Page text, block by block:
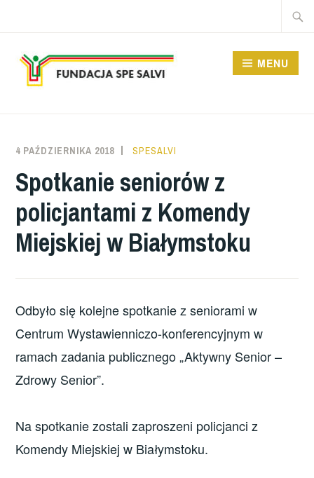
treści
MENU
4 PAŹDZIERNIKA 2018 SPESALVI
Spotkanie seniorów z
policjantami z Komendy
Miejskiej w Białymstoku
Odbyło się kolejne spotkanie z seniorami w
Centrum Wystawienniczo-konferencyjnym w
ramach zadania publicznego „Aktywny Senior –
Zdrowy Senior”.
Na spotkanie zostali zaproszeni policjanci z
Komendy Miejskiej w Białymstoku.